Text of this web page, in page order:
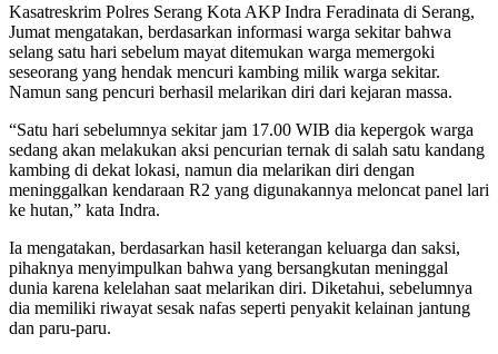
Kasatreskrim Polres Serang Kota AKP Indra Feradinata di Serang,
Jumat mengatakan, berdasarkan informasi warga sekitar bahwa
selang satu hari sebelum mayat ditemukan warga memergoki
seseorang yang hendak mencuri kambing milik warga sekitar.
Namun sang pencuri berhasil melarikan diri dari kejaran massa.
“Satu hari sebelumnya sekitar jam 17.00 WIB dia kepergok warga
sedang akan melakukan aksi pencurian ternak di salah satu kandang
kambing di dekat lokasi, namun dia melarikan diri dengan
meninggalkan kendaraan R2 yang digunakannya meloncat panel lari
ke hutan,” kata Indra.
Ia mengatakan, berdasarkan hasil keterangan keluarga dan saksi,
pihaknya menyimpulkan bahwa yang bersangkutan meninggal
dunia karena kelelahan saat melarikan diri. Diketahui, sebelumnya
dia memiliki riwayat sesak nafas seperti penyakit kelainan jantung
dan paru-paru.